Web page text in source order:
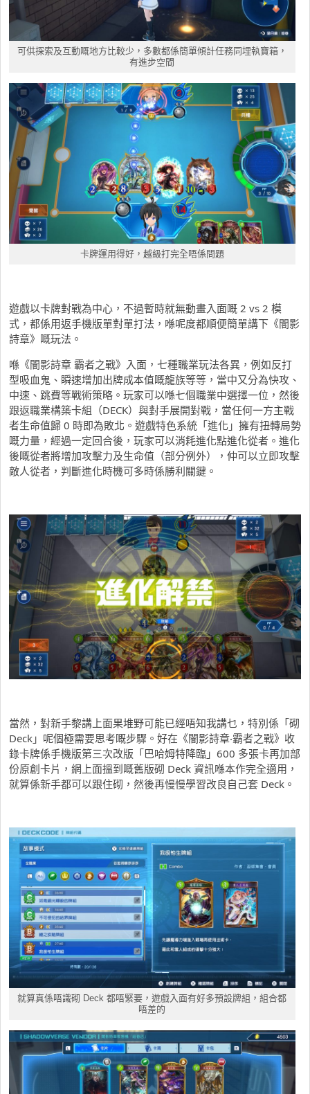
可供探索及互動嘅地方比較少，多數都係簡單傾計任務同埋執寶箱，
有進步空間
卡牌運用得好，越級打完全唔係問題
遊戲以卡牌對戰為中心，不過暫時就無動畫入面嘅 2 vs 2 模
式，都係用返手機版單對單打法，喺呢度都順便簡單講下《闇影
詩章》嘅玩法。
喺《闇影詩章 霸者之戰》入面，七種職業玩法各異，例如反打
型吸血鬼、瞬速增加出牌成本值嘅龍族等等，當中又分為快攻、
中速、跳費等戰術策略。玩家可以喺七個職業中選擇一位，然後
跟返職業構築卡組（DECK）與對手展開對戰，當任何一方主戰
者生命值歸 0 時即為敗北。遊戲特色系統「進化」擁有扭轉局勢
嘅力量，經過一定回合後，玩家可以消耗進化點進化從者。進化
後嘅從者將增加攻擊力及生命值（部分例外），仲可以立即攻擊
敵人從者，判斷進化時機可多時係勝利關鍵。
當然，對新手黎講上面果堆野可能已經唔知我講乜，特別係「砌
Deck」呢個極需要思考嘅步驟。好在《闇影詩章‧霸者之戰》收
錄卡牌係手機版第三次改版「巴哈姆特降臨」600 多張卡再加部
份原創卡片，網上面搵到嘅舊版砌 Deck 資訊喺本作完全適用，
就算係新手都可以跟住砌，然後再慢慢學習改良自己套 Deck。
就算真係唔識砌 Deck 都唔緊要，遊戲入面有好多預設牌組，組合都
唔差的